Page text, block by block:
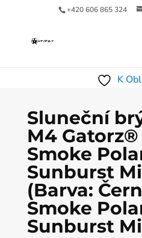
+420 606 865 324
K
Sluneční
M4 Gatorz®
Smoke
Sunburst
(Barva:
Smoke
Sunburst